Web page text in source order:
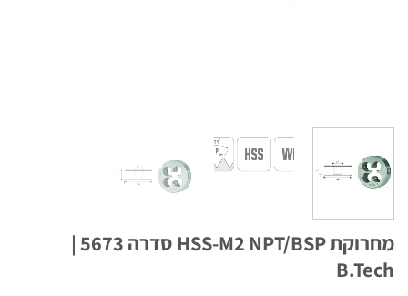
מחרוקת HSS-M2 NPT/BSP סדרה 5673 |